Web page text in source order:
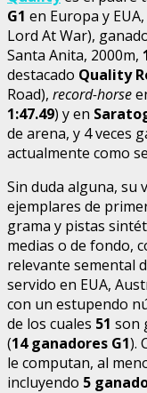
G1 en Europa y EUA,
Lord At War),
Santa Anita, 2000m,
destacado Quality
Road), record-horse
1:47.49) y en
de arena, y 4 veces
actualmente como
Sin duda alguna, su
ejemplares de
grama y pistas
medias o de fondo,
relevante semental
servido en EUA,
con un estupendo
de los cuales 51 son
(14 ganadores G1).
le computan, al
incluyendo 5